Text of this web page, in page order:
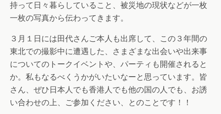
持って日々暮らしていること、被災地の現状などが一枚
一枚の写真から伝わってきます。
３月１日には田代さんご本人も出席して、この３年間の
東北での撮影中に遭遇した、さまざまな出会いや出来事
についてのトークイベントや、パーティも開催されると
か。私もなるべくうかがいたいなーと思っています。皆
さん、ぜひ日本人でも香港人でも他の国の人でも、お誘
い合わせの上、ご参加ください、とのことです！！